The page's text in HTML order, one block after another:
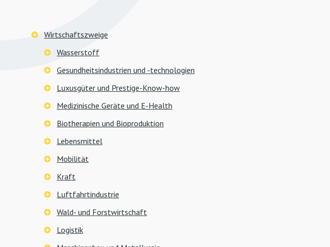
Wirtschaftszweige
Wasserstoff
Gesundheitsindustrien und -technologien
Luxusgüter und Prestige-Know-how
Medizinische Geräte und E-Health
Biotherapien und Bioproduktion
Lebensmittel
Mobilität
Kraft
Luftfahrtindustrie
Wald- und Forstwirtschaft
Logistik